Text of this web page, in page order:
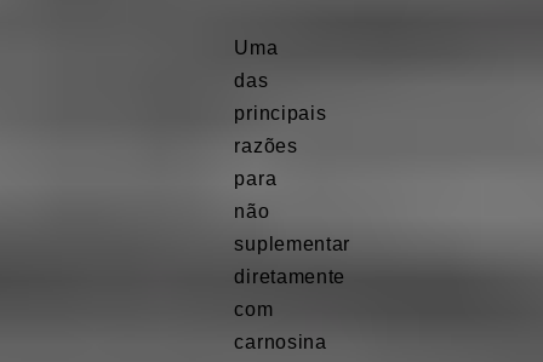
Uma
das
principais
razões
para
não
suplementar
diretamente
com
carnosina